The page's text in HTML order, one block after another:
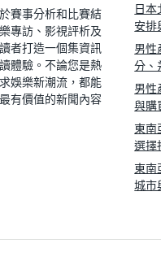
賽事分析和比賽結
專訪、影視評析及
者打造一個集資訊
體驗。不論您是熱
娛樂新潮流，都能
有價值的新聞內容
日
安排
男性
分、
男性
與購
東南
選擇
東南
城市